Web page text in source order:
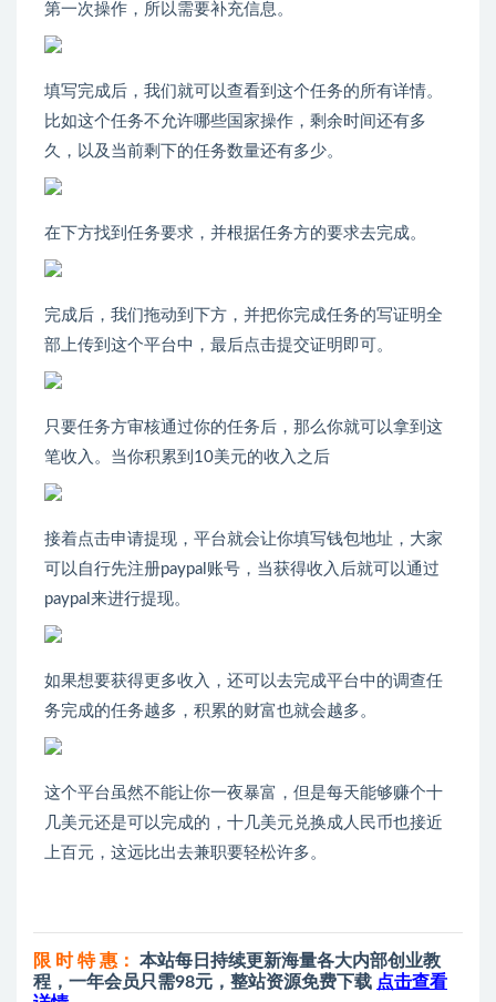
第一次操作，所以需要补充信息。
填写完成后，我们就可以查看到这个任务的所有详情。
比如这个任务不允许哪些国家操作，剩余时间还有多
久，以及当前剩下的任务数量还有多少。
在下方找到任务要求，并根据任务方的要求去完成。
完成后，我们拖动到下方，并把你完成任务的写证明全
部上传到这个平台中，最后点击提交证明即可。
只要任务方审核通过你的任务后，那么你就可以拿到这
笔收入。当你积累到10美元的收入之后
接着点击申请提现，平台就会让你填写钱包地址，大家
可以自行先注册paypal账号，当获得收入后就可以通过
paypal来进行提现。
如果想要获得更多收入，还可以去完成平台中的调查任
务完成的任务越多，积累的财富也就会越多。
这个平台虽然不能让你一夜暴富，但是每天能够赚个十
几美元还是可以完成的，十几美元兑换成人民币也接近
上百元，这远比出去兼职要轻松许多。
限 时 特 惠：
本站每日持续更新海量各大内部创业教
程，一年会员只需98元，整站资源免费下载 点击查看